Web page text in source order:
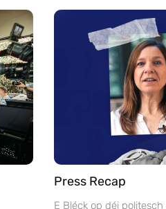
Press Recap
E Bléck op déi